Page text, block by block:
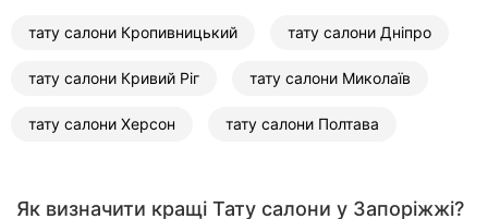
тату салони Кропивницький тату салони Дніпро
тату салони Кривий Ріг тату салони Миколаїв
тату салони Херсон тату салони Полтава
Як визначити кращі Тату салони у Запоріжжі?